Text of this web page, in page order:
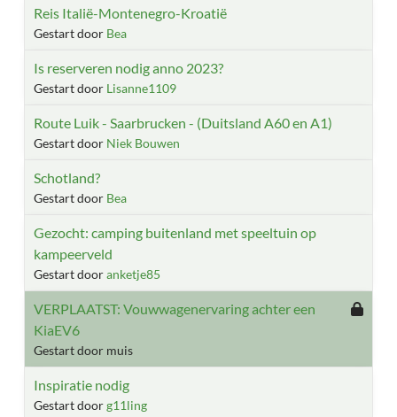
Reis Italië-Montenegro-Kroatië
Gestart door Bea
Is reserveren nodig anno 2023?
Gestart door Lisanne1109
Route Luik - Saarbrucken - (Duitsland A60 en A1)
Gestart door Niek Bouwen
Schotland?
Gestart door Bea
Gezocht: camping buitenland met speeltuin op
kampeerveld
Gestart dooranketje85
VERPLAATST: Vouwwagenervaring achter een
KiaEV6
Gestart door muis
Inspiratie nodig
Gestart doorg11ling